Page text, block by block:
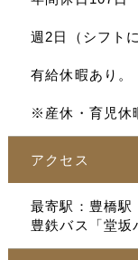
週2日（シフト
有給休暇あり。
※産休・育児休
アクセス
最寄駅：豊橋駅
豊鉄バス「堂